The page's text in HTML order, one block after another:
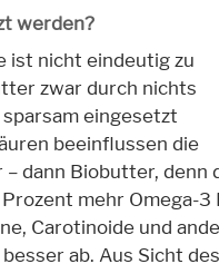
werden?
ist nicht eindeutig zu
zwar durch nichts
eingesetzt
beeinflussen die
dann Biobutter, denn
mehr Omega-
Carotinoide und
ab. Aus Sicht